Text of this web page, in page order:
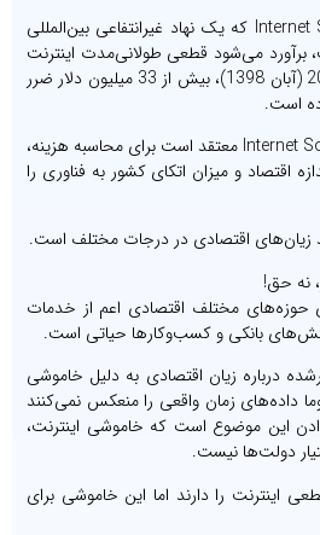
بر اساس بررسی‌های Internet Society که یک نهاد غیرانتفاعی بین‌المللی
برآورد می‌شود قطعی طولانی‌مدت اینترنت
ایران بین 16 تا 23 نوامبر 2019 (آبان 1398)، بیش از 33 میلیون دلار ضرر
است.
هانا کِریتِم، مشاور ارشد Internet Society معتقد است برای محاسبه هزینه،
اقتصاد و میزان اتکای کشور به فناوری را
اقتصادی در درجات مختلف است.
نه حق!
حوزه‌های مختلف اقتصادی اعم از خدمات
بانکی و کسب‌وکارها حیاتی است.
درباره زیان اقتصادی به دلیل خاموشی
داده‌های زمان واقعی را منعکس نمی‌کنند
این موضوع است که خاموشی اینترنت،
دولت‌ها نیست.
اینترنت را دارند اما این خاموشی برای